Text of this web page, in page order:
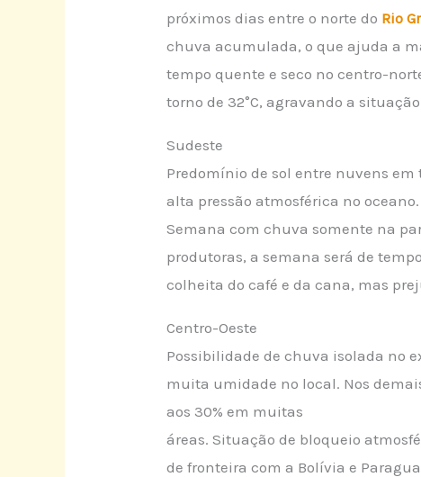
próximos dias entre o norte do Rio
chuva acumulada, o que ajuda a
tempo quente e seco no centro-
torno de 32°C, agravando a
Sudeste
Predomínio de sol entre nuvens em
alta pressão atmosférica no
Semana com chuva somente na
produtoras, a semana será de
colheita do café e da cana, mas
Centro-Oeste
Possibilidade de chuva isolada no
muita umidade no local. Nos
aos 30% em muitas
áreas. Situação de bloqueio
de fronteira com a Bolívia e